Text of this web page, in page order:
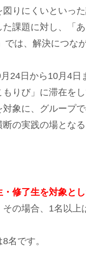
りにくいといった
課題に対し、「
では、解決につな
月 24 日から 10月 4 日
りび」に滞在を
象に、グループ
の実践の場となる
修了生を対象とし
の場合、 1名以上
8名です。